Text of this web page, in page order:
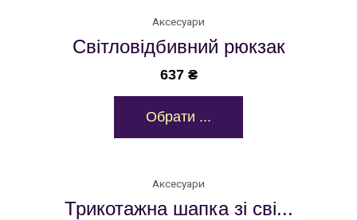
Аксесуари
Світловідбивний рюкзак
637 ₴
Обрати ...
Аксесуари
Трикотажна шапка зі сві...